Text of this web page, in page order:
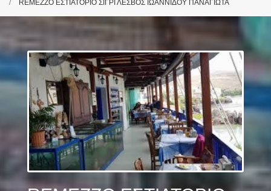
REMEZZO ΕΣΤΙΑΤΟΡΙΟ ΣΙΓΡΙ ΛΕΣΒΟΣ ΙΩΑΝΝΙΔΟΥ ΠΑΝΑΓΙΩΤΑ